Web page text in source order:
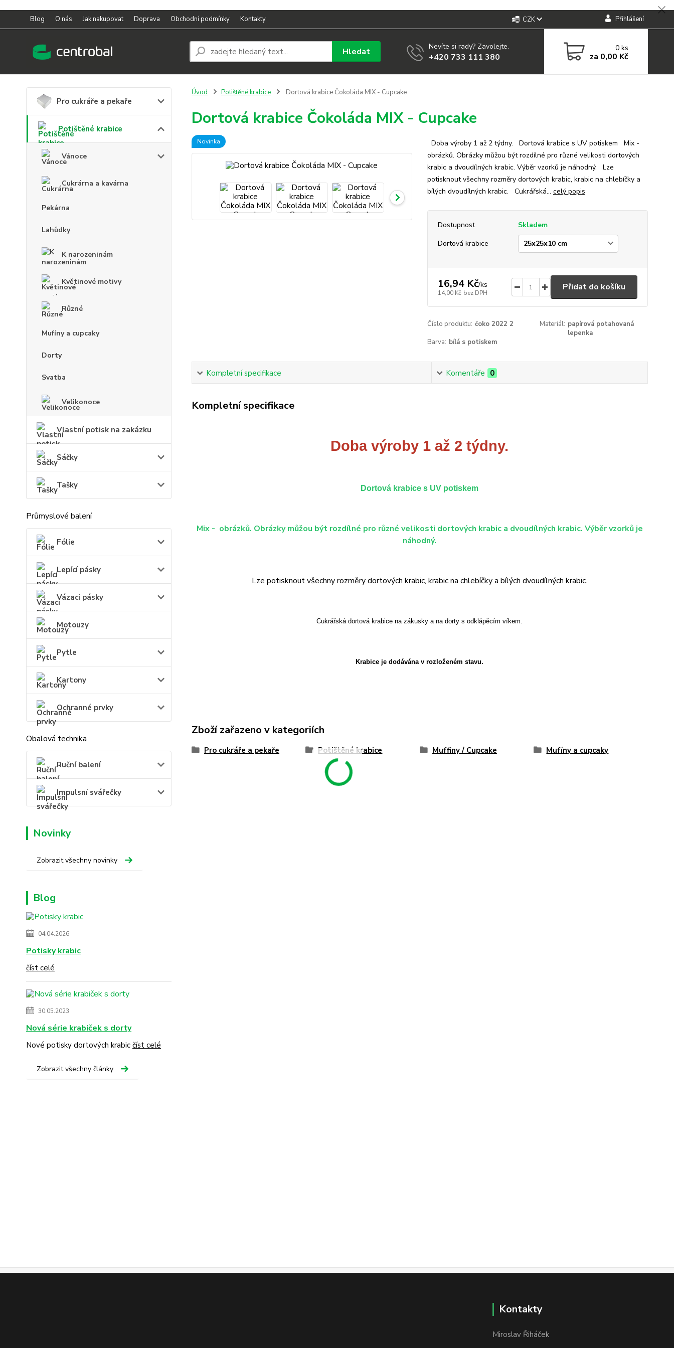
Blog O nás Jak nakupovat Doprava Obchodní podmínky Kontakty CZK Přihlášení
Hledat Nevíte si rady? Zavolejte.
+420 733 111 380
0ks
za 0,00 Kč
Pro cukráře a pekaře
Potištěné krabice
Vánoce
Cukrárna a kavárna
Pekárna
Lahůdky
K narozeninám
Květinové motivy
Různé
Mufíny a cupcaky
Dorty
Svatba
Velikonoce
Vlastní potisk na zakázku
Sáčky
Tašky
Průmyslové balení
Fólie
Lepící pásky
Vázací pásky
Motouzy
Pytle
Kartony
Ochranné prvky
Obalová technika
Ruční balení
Impulsní svářečky
Novinky
Zobrazit všechny novinky
Blog
04.04.2026
Potisky krabic
číst celé
30.05.2023
Nová série krabiček s dorty
Nové potisky dortových krabic číst celé
Zobrazit všechny články
Úvod Potištěné krabice Dortová krabice Čokoláda MIX - Cupcake
Dortová krabice Čokoláda MIX - Cupcake
Novinka
Doba výroby 1 až 2 týdny. Dortová krabice s UV potiskem Mix -
obrázků. Obrázky můžou být rozdílné pro různé velikosti dortových
krabic a dvoudílných krabic. Výběr vzorků je náhodný. Lze
potisknout všechny rozměry dortových krabic, krabic na chlebíčky a
bílých dvoudílných krabic. Cukrářská... celý popis
Dostupnost
Skladem
Dortová krabice
16,94 Kč/ks
14,00 Kč bez DPH
Přidat do košíku
Číslo produktu: čoko 2022 2 Materiál: papírová potahovaná
lepenka
Barva: bílá s potiskem
Kompletní specifikace Komentáře 0
Kompletní specifikace
Doba výroby 1 až 2 týdny.
Dortová krabice s UV potiskem
Mix - obrázků. Obrázky můžou být rozdílné pro různé velikosti dortových krabic a dvoudílných krabic. Výběr vzorků je
náhodný.
Lze potisknout všechny rozměry dortových krabic, krabic na chlebíčky a bílých dvoudílných krabic.
Cukrářská dortová krabice na zákusky a na dorty s odklápěcím víkem.
Krabice je dodávána v rozloženém stavu.
Zboží zařazeno v kategoriích
Pro cukráře a pekaře Potištěné krabice Muffiny / Cupcake Mufíny a cupcaky
Kontakty
Miroslav Řiháček